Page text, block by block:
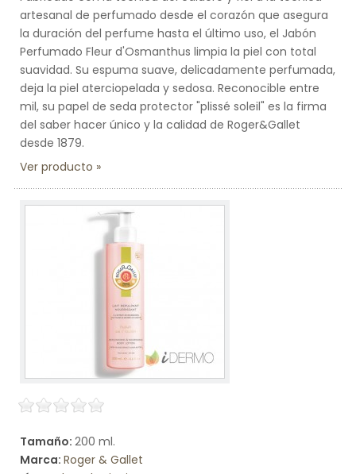
artesanal de perfumado desde el corazón que asegura
la duración del perfume hasta el último uso, el Jabón
Perfumado Fleur d'Osmanthus limpia la piel con total
suavidad. Su espuma suave, delicadamente perfumada,
deja la piel aterciopelada y sedosa. Reconocible entre
mil, su papel de seda protector "plissé soleil" es la firma
del saber hacer único y la calidad de Roger&Gallet
desde 1879.
Ver producto
Tamaño: 200 ml.
Marca: Roger & Gallet